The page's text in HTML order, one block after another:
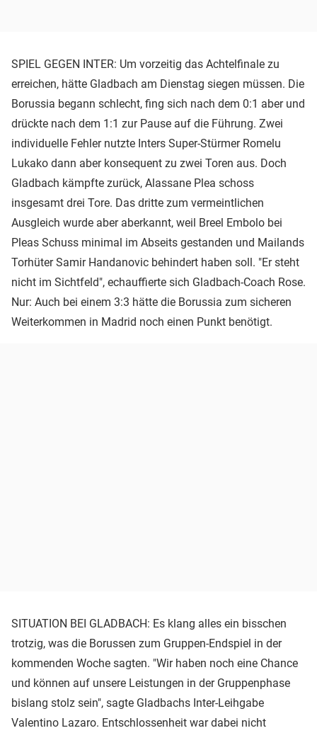
SPIEL GEGEN INTER: Um vorzeitig das Achtelfinale zu
erreichen, hätte Gladbach am Dienstag siegen müssen. Die
Borussia begann schlecht, fing sich nach dem 0:1 aber und
drückte nach dem 1:1 zur Pause auf die Führung. Zwei
individuelle Fehler nutzte Inters Super-Stürmer Romelu
Lukako dann aber konsequent zu zwei Toren aus. Doch
Gladbach kämpfte zurück, Alassane Plea schoss
insgesamt drei Tore. Das dritte zum vermeintlichen
Ausgleich wurde aber aberkannt, weil Breel Embolo bei
Pleas Schuss minimal im Abseits gestanden und Mailands
Torhüter Samir Handanovic behindert haben soll. "Er steht
nicht im Sichtfeld", echauffierte sich Gladbach-Coach Rose.
Nur: Auch bei einem 3:3 hätte die Borussia zum sicheren
Weiterkommen in Madrid noch einen Punkt benötigt.
SITUATION BEI GLADBACH: Es klang alles ein bisschen
trotzig, was die Borussen zum Gruppen-Endspiel in der
kommenden Woche sagten. "Wir haben noch eine Chance
und können auf unsere Leistungen in der Gruppenphase
bislang stolz sein", sagte Gladbachs Inter-Leihgabe
Valentino Lazaro. Entschlossenheit war dabei nicht